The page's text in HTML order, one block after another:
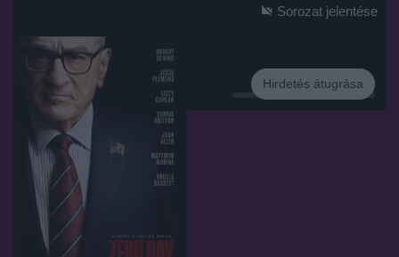
Hirdetés
Hirdetés átugrása
Sorozat jelentése